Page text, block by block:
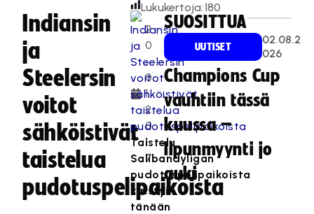
Indiansin
ja
Steelersin
voitot
sähköistivät
taistelua
pudotuspelipaikoista
2
0
.
0
1.
2
0
1
7
Lukukertoja:180
Taistelu
Salibandyligan
pudotuspelipaikoista
kiristyi
tänään
SUOSITTUA
UUTISET
02.08.2
026
Champions Cup
vauhtiin tässä
kuussa –
lipunmyynti jo
auki